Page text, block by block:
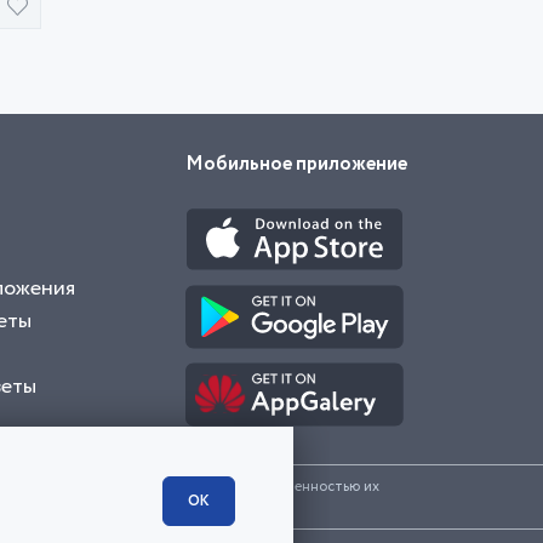
Мобильное приложение
на сайте являются собственностью их
ОК